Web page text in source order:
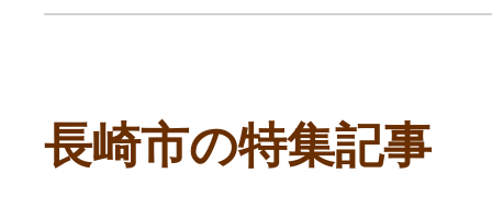
副業・パラレルワーカー
長崎市の特集記事